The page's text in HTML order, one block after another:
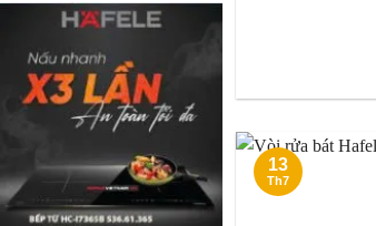
13
Th7